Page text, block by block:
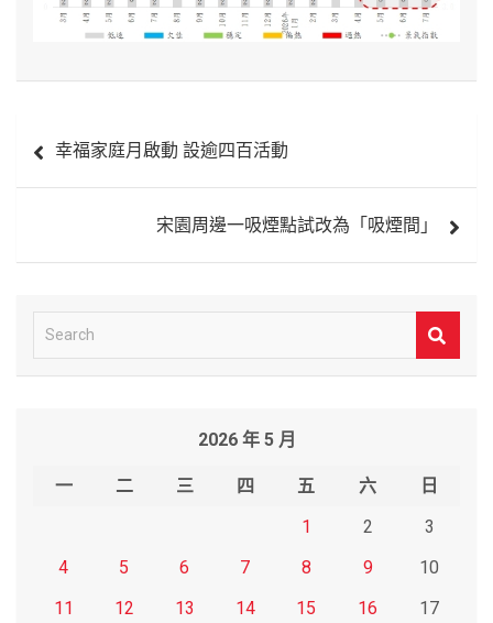
章 幸福家庭月啟動 設逾四百活動
宋園周邊一吸煙點試改為「吸煙間」
e
2026 年 5 月
一 二 三 四 五 六
日
1
2
3
4
5 6 7 8 9
10
11
12 13 14 15 16 17